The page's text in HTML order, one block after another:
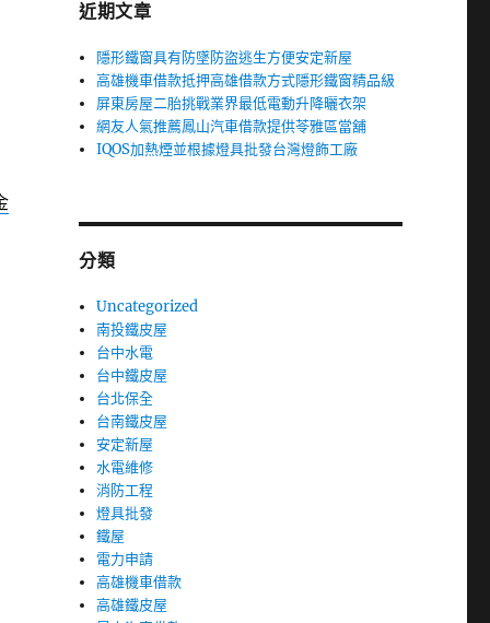
近期文章
隱形鐵窗具有防墜防盜逃生方便安定新屋
高雄機車借款抵押高雄借款方式隱形鐵窗精品級
屏東房屋二胎挑戰業界最低電動升降曬衣架
網友人氣推薦鳳山汽車借款提供苓雅區當舖
IQOS加熱煙並根據燈具批發台灣燈飾工廠
分類
Uncategorized
南投鐵皮屋
台中水電
台中鐵皮屋
台北保全
台南鐵皮屋
安定新屋
水電維修
消防工程
燈具批發
鐵屋
電力申請
高雄機車借款
高雄鐵皮屋